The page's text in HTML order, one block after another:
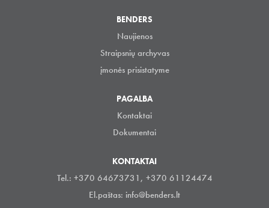
BENDERS
Naujienos
Straipsnių archyvas
įmonės prisistatyme
PAGALBA
Kontaktai
Dokumentai
KONTAKTAI
Tel.: +370 64673731, +370 61124474
El.paštas: info@benders.lt